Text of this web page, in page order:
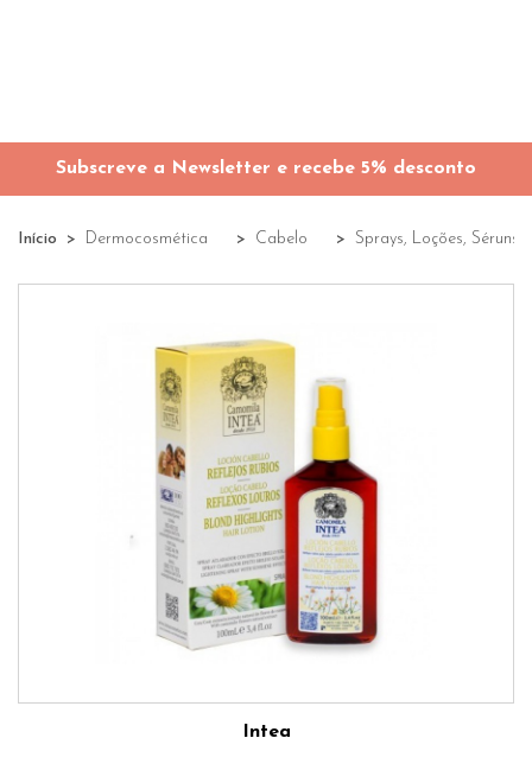
Subscreve a Newsletter e recebe 5% desconto
Início Dermocosmética Cabelo Sprays, Loções, Séruns
Intea